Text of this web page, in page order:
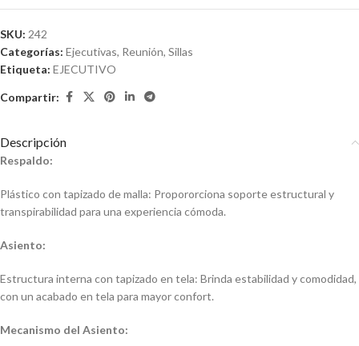
SKU: 242
Categorías: Ejecutivas, Reunión, Sillas
Etiqueta: EJECUTIVO
Compartir:
Descripción
Respaldo:
Plástico con tapizado de malla: Propororciona soporte estructural y
transpirabilidad para una experiencia cómoda.
Asiento:
Estructura interna con tapizado en tela: Brinda estabilidad y comodidad,
con un acabado en tela para mayor confort.
Mecanismo del Asiento: